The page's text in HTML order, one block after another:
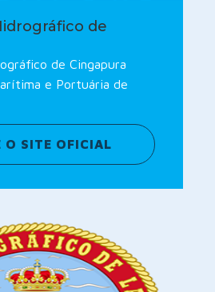
de
de Cingapura
e Portuária de
O SITE OFICIAL